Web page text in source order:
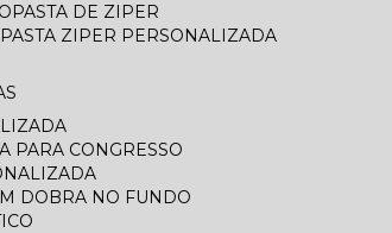
PASTA DE ZIPER
PASTA ZIPER PERSONALIZADA
PARA CONGRESSO
DOBRA NO FUNDO